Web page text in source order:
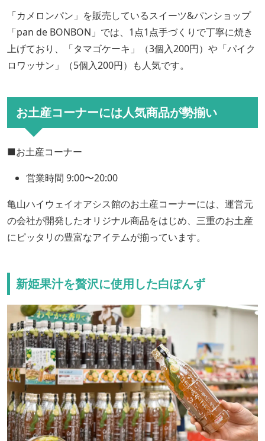
「カメロンパン」を販売しているスイーツ&パンショップ
「pan de BONBON」では、1点1点手づくりで丁寧に焼き
上げており、「タマゴケーキ」（3個入200円）や「パイク
ロワッサン」（5個入200円）も人気です。
お土産コーナーには人気商品が勢揃い
■お土産コーナー
営業時間 9:00〜20:00
亀山ハイウェイオアシス館のお土産コーナーには、運営元
の会社が開発したオリジナル商品をはじめ、三重のお土産
にピッタリの豊富なアイテムが揃っています。
新姫果汁を贅沢に使用した白ぽんず